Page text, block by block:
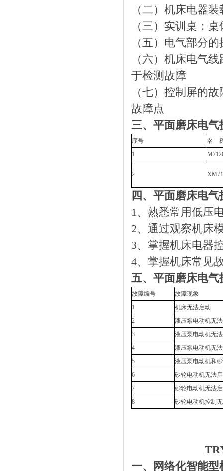
（二）机床电器
（三）实训桌：
（五）电气部分
（六）机床电气
于检测故障
（七）控制屏的
故障点
三、平面磨床电
序号
名
1
2
四、平面磨床电
1、熟悉常用低压
2、通过观察机床
3、掌握机床电器
4、掌握机床常见
五、平面磨床电
故障编号
故障现象
1
机床无法启动
2
液压泵电动机无
3
液压泵电动机无
4
液压泵电动机无
5
液压泵电动机和
6
砂轮电动机无法
7
砂轮电动机无法
8
砂轮电动机控制
一、网络化智能